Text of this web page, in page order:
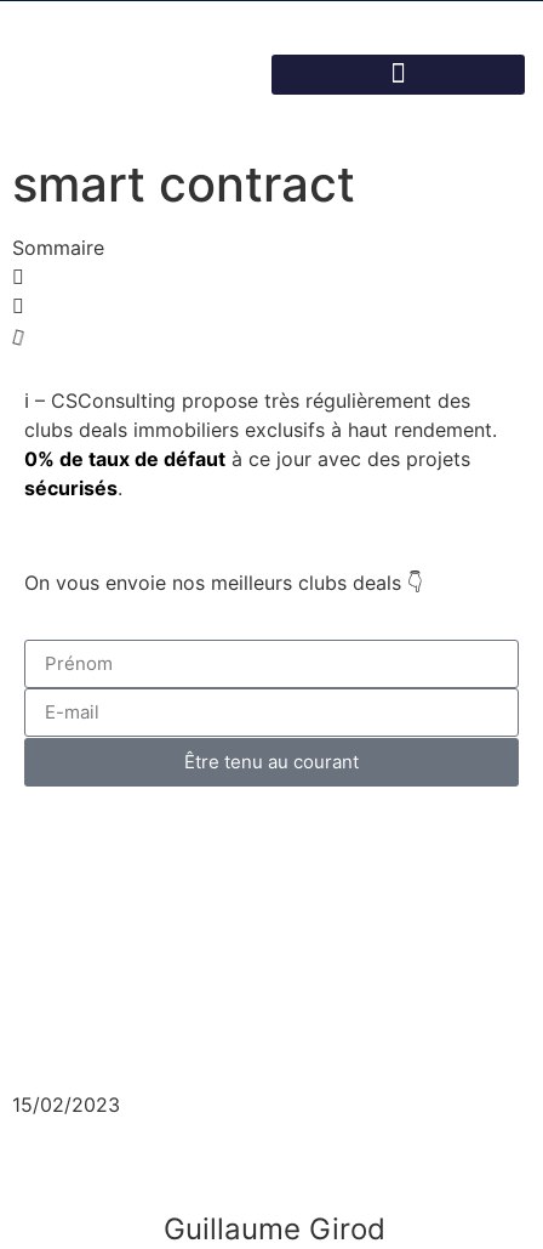
smart contract
Sommaire
ℹ️ – CSConsulting propose très régulièrement des
clubs deals immobiliers exclusifs à haut rendement.
0% de taux de défaut à ce jour avec des projets
sécurisés.
On vous envoie nos meilleurs clubs deals 👇
Être tenu au courant
15/02/2023
Guillaume Girod